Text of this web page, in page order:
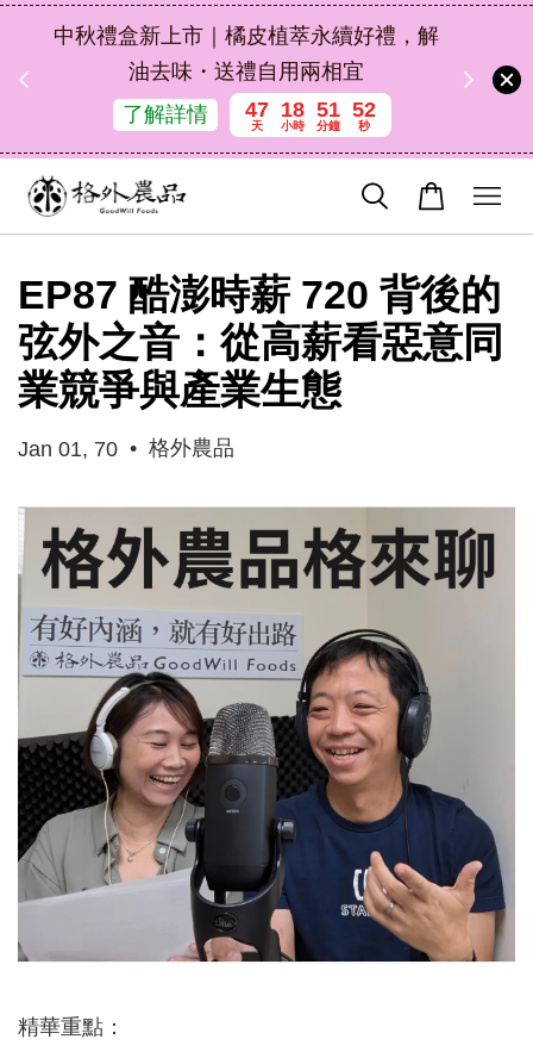
中秋禮盒新上市｜橘皮植萃永續好禮，解
油去味・送禮自用兩相宜
了解詳情
47
天
18
小時
51
分鐘
51
秒
EP87 酷澎時薪 720 背後的
弦外之音：從高薪看惡意同
業競爭與產業生態
Jan 01, 70 • 格外農品
精華重點：